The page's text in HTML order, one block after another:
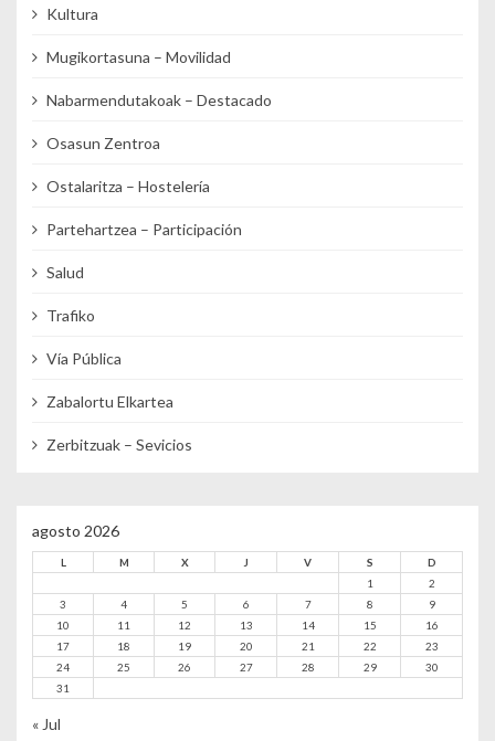
Kultura
Mugikortasuna – Movilidad
Nabarmendutakoak – Destacado
Osasun Zentroa
Ostalaritza – Hostelería
Partehartzea – Participación
Salud
Trafiko
Vía Pública
Zabalortu Elkartea
Zerbitzuak – Sevicios
agosto 2026
L M X J V S
D
1
2
3
4 5 6 7 8
9
10
11 12 13 14 15
16
17
18 19 20 21 22
23
24
25 26 27 28 29
30
31
« Jul